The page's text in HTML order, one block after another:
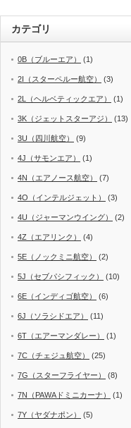
カテゴリ
0B（ブルーエア） (1)
2I（スターペルー航空） (3)
2L（ヘルベティックエア） (1)
3K（ジェットスターアジ） (13)
3U（四川航空） (9)
4J（サモンエア） (1)
4N（エアノース航空） (7)
4O（インテルジェット） (3)
4U（ジャーマンウイング） (2)
4Z（エアリンク） (4)
5E（ノックミニ航空） (2)
5J（セブパシフィック） (10)
6E（インディゴ航空） (6)
6J（ソラシドエア） (11)
6T（エアーマンダレー） (1)
7C（チェジュ航空） (25)
7G（スターフライヤー） (8)
7N（PAWAドミニカーナ） (1)
7Y（ヤダナポン） (5)